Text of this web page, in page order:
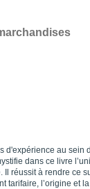
d'expérience au sein
dans ce livre
Il réussit à rendre ce
tarifaire, l’origine et